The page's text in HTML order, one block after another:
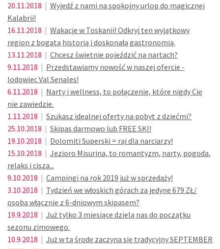
20.11.2018 | Wyjedź z nami na spokojny urlop do magicznej
Kalabrii!
16.11.2018 | Wakacje w Toskanii! Odkryj ten wyjątkowy
region z bogatą historią i doskonałą gastronomią.
13.11.2018 | Chcesz świetnie pojeździć na nartach?
9.11.2018 | Przedstawiamy nowość w naszej ofercie -
lodowiec Val Senales!
6.11.2018 | Narty i wellness, to połączenie, które nigdy Cię
nie zawiedzie.
1.11.2018 | Szukasz idealnej oferty na pobyt z dziećmi?
25.10.2018 | Skipas darmowo lub FREE SKI!
19.10.2018 | Dolomiti Superski = raj dla narciarzy!
15.10.2018 | Jezioro Misurina, to romantyzm, narty, pogoda,
relaks i cisza...
9.10.2018 | Campingi na rok 2019 już w sprzedaży!
3.10.2018 | Tydzień we włoskich górach za jedyne 679 ZŁ/
osoba włącznie z 6-dniowym skipasem?
19.9.2018 | Już tylko 3 miesiące dzielą nas do początku
sezonu zimowego.
10.9.2018 | Już w tą środę zaczyna się tradycyjny SEPTEMBER